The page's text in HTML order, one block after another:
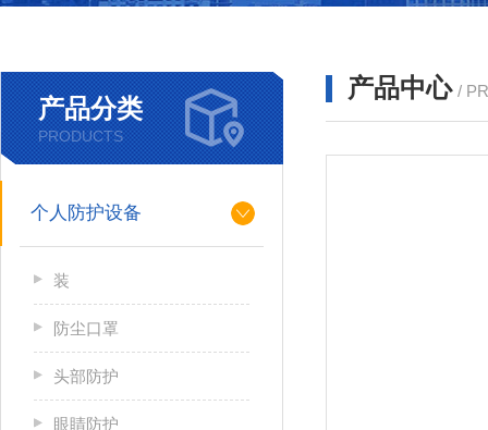
产品分类
PRODUCTS
个人防护设备
装
防尘口罩
头部防护
眼睛防护
产品中心 /